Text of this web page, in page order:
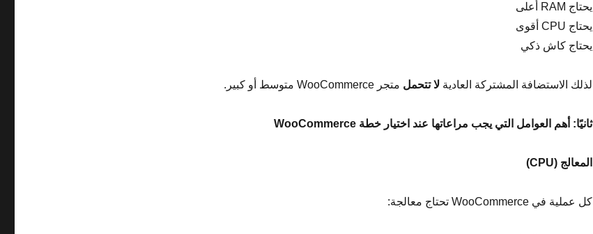
يحتاج RAM أعلى
يحتاج CPU أقوى
يحتاج كاش ذكي
لذلك الاستضافة المشتركة العاديةلا تتحمل متجر WooCommerce متوسط أو كبير.
ثانيًا: أهم العوامل التي يجب مراعاتها عند اختيار خطة WooCommerce
المعالج (CPU)
كل عملية في WooCommerce تحتاج معالجة: